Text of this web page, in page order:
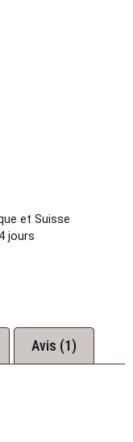
et Suisse
jours
Avis (1)